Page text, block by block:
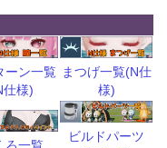
ーン一覧
仕様)
まつげ一覧(N仕
様)
ビルドパーツ